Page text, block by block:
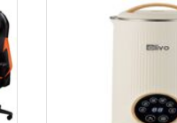
mua sắm cuối năm.